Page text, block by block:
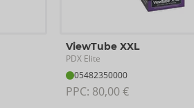
- câble de charge USB-C inclus.
cm de haut.
anus 10,9 cm, les deux Ø étroits et
ViewTube XXL
PDX Elite
05482350000
PPC: 80,00 €